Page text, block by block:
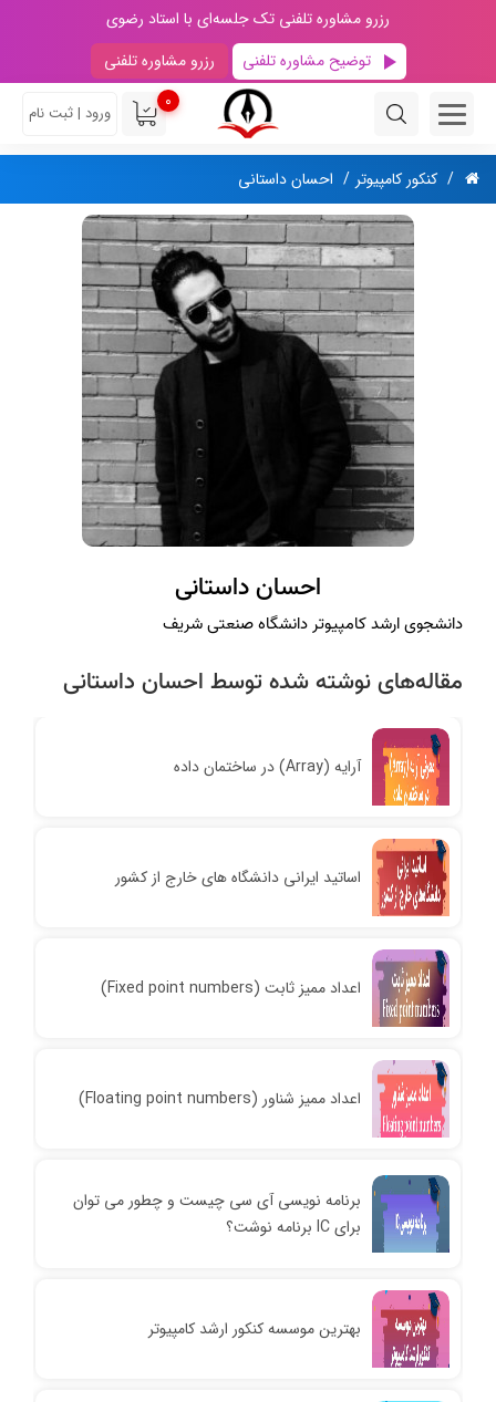
رزرو مشاوره تلفنی تک جلسه‌ای با استاد رضوی
توضیح مشاوره تلفنی
رزرو مشاوره تلفنی
0
ورود | ثبت نام
کنکور کامپیوتر احسان داستانی
احسان داستانی
دانشجوی ارشد کامپیوتر دانشگاه صنعتی شریف
مقاله‌های نوشته شده توسط احسان داستانی
آرایه (Array) در ساختمان داده
اساتید ایرانی دانشگاه های خارج از کشور
اعداد ممیز ثابت (Fixed point numbers)
اعداد ممیز شناور (Floating point numbers)
برنامه نویسی آی سی چیست و چطور می توان
برای IC برنامه نوشت؟
بهترین موسسه کنکور ارشد کامپیوتر